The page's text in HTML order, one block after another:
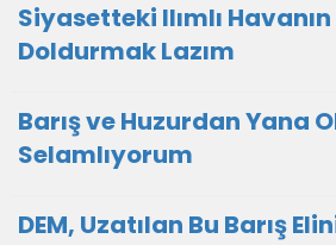
Siyasetteki Ilımlı
Doldurmak Lazım
Barış ve Huzurdan Yana
Selamlıyorum
DEM, Uzatılan Bu Barış